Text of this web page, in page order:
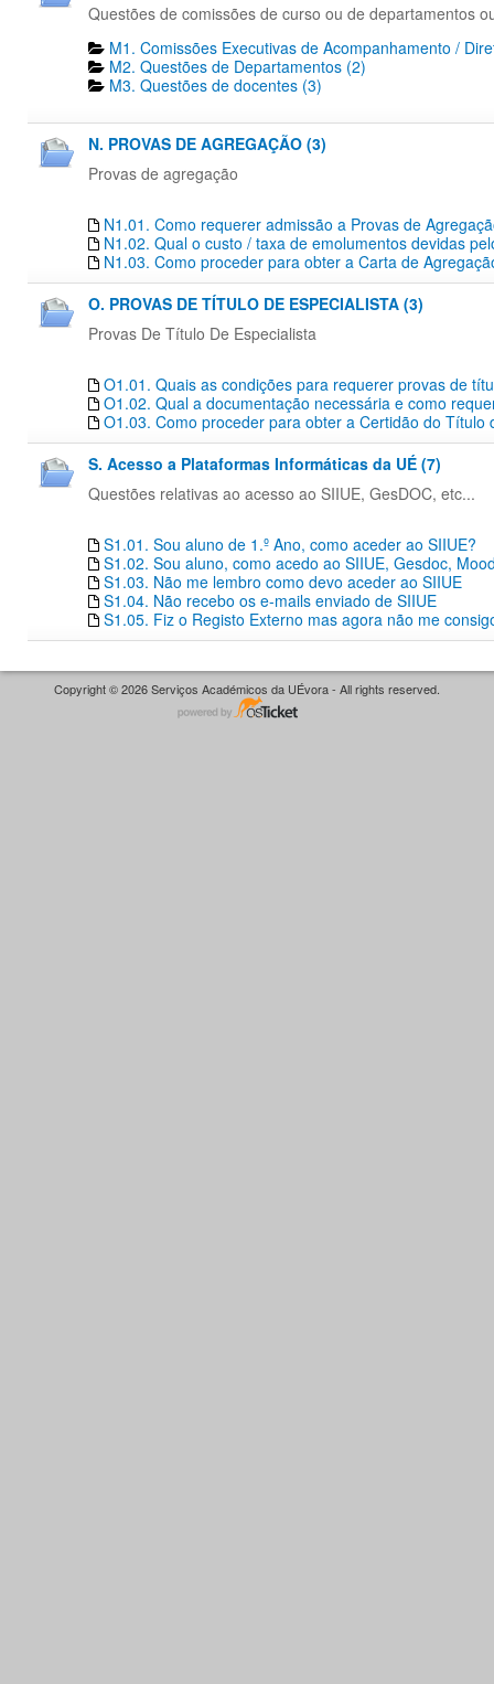
Questões de comissões de curso ou de departamentos
M1. Comissões Executivas de Acompanhamento /
M2. Questões de Departamentos​ (2)
M3. Questões de docentes​ (3)
N. PROVAS DE AGREGAÇÃO (3)
Provas de agregação
N1.01. Como requerer admissão a Provas de
N1.02. Qual o custo / taxa de emolumentos devidas
N1.03. Como proceder para obter a Carta de
O. PROVAS DE TÍTULO DE ESPECIALISTA (3)
Provas De Título De Especialista
O1.01. Quais as condições para requerer provas de
O1.02. Qual a documentação necessária e como
O1.03. Como proceder para obter a Certidão do Título
S. Acesso a Plataformas Informáticas da UÉ (7)
Questões relativas ao acesso ao SIIUE, GesDOC, etc...
S1.01. Sou aluno de 1.º Ano, como aceder ao SIIUE?
S1.02. Sou aluno, como acedo ao SIIUE, Gesdoc,
S1.03. Não me lembro como devo aceder ao SIIUE
S1.04. Não recebo os e-mails enviado de SIIUE
S1.05. Fiz o Registo Externo mas agora não me
Copyright © 2026 Serviços Académicos da UÉvora - All rights reserved.